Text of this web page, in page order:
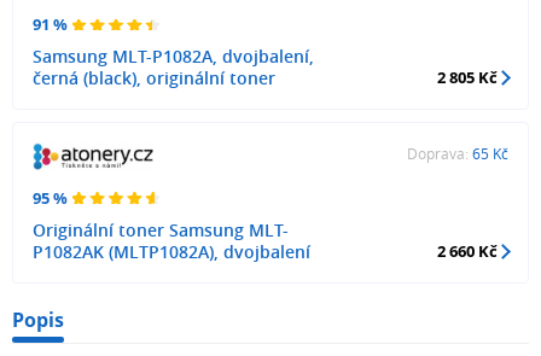
91 %
Samsung MLT-P1082A, dvojbalení,
černá (black), originální toner
2 805 Kč
95 %
Originální toner Samsung MLT-
P1082AK (MLTP1082A), dvojbalení
Doprava: 65 Kč
2 660 Kč
Popis